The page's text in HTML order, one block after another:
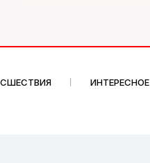
ИНТЕРЕСНОЕ